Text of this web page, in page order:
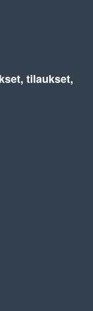
tilaukset,